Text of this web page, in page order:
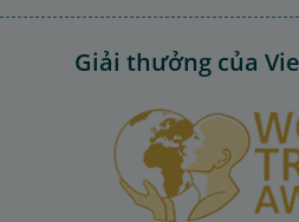
Giải thưởng của